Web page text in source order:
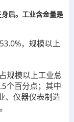
后。工业含金量是
，规模以上
规模以上工业总
个百分点；其中
、仪器仪表制造